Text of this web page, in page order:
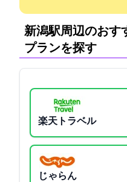
新潟駅周辺のおす
プランを探す
楽天トラベル
じゃらん